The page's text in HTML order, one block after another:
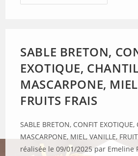
DE
CREME
MORILLES
ET
VIN
JAUNE
DE
SES
CREPES
SABLE BRETON,
EXOTIQUE,
MASCARPONE,
FRUITS FRAIS
SABLE BRETON, CONFIT EXOTIQUE,
MASCARPONE, MIEL, VANILLE,
réalisée le 09/01/2025 par Emeline